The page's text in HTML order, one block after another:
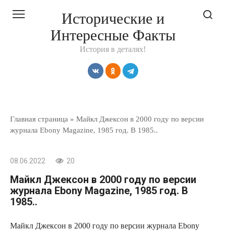
Исторические и
Интересные Факты
История в деталях!
Главная страница » Майкл Джексон в 2000 году по версии
журнала Ebony Magazine, 1985 год. В 1985..
08.06.2022 20
Майкл Джексон в 2000 году по версии
журнала Ebony Magazine, 1985 год. В
1985..
Майкл Джексон в 2000 году по версии журнала Ebony